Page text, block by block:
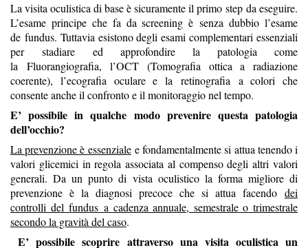
La visita oculistica di base è sicuramente il primo step da eseguire.
L’esame principe che fa da screening è senza dubbio l’esame
de fundus. Tuttavia esistono degli esami complementari essenziali
per stadiare ed approfondire la patologia come
la Fluorangiografia, l’OCT (Tomografia ottica a radiazione
coerente), l’ecografia oculare e la retinografia a colori che
consente anche il confronto e il monitoraggio nel tempo.
E’ possibile in qualche modo prevenire questa patologia
dell’occhio?
La prevenzione è essenzialee fondamentalmente si attua tenendo i
valori glicemici in regola associata al compenso degli altri valori
generali. Da un punto di vista oculistico la forma migliore di
prevenzione è la diagnosi precoce che si attua facendo dei
controlli delfundus a cadenza annuale, semestrale o trimestrale
secondo la gravità del caso.
E’ possibile scoprire attraverso una visita oculistica un